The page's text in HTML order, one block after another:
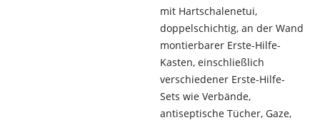
mit Hartschalenetui,
doppelschichtig, an der Wand
montierbarer Erste-Hilfe-
Kasten, einschließlich
verschiedener Erste-Hilfe-
Sets wie Verbände,
antiseptische Tücher, Gaze,